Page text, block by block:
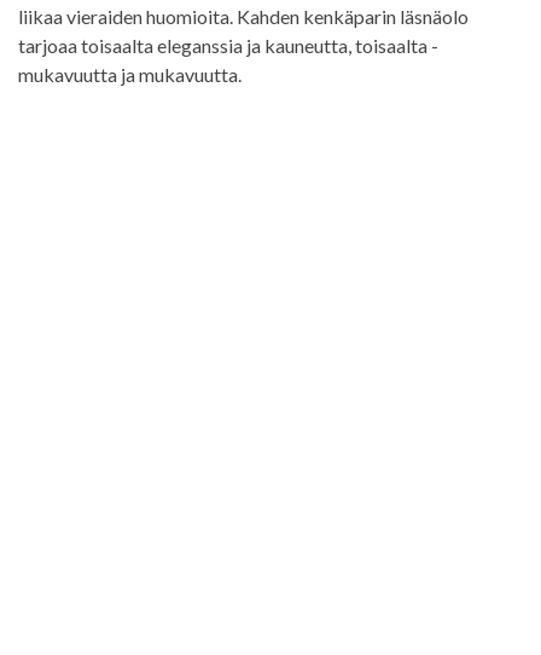
liikaa vieraiden huomioita. Kahden kenkäparin läsnäolo
tarjoaa toisaalta eleganssia ja kauneutta, toisaalta -
mukavuutta ja mukavuutta.